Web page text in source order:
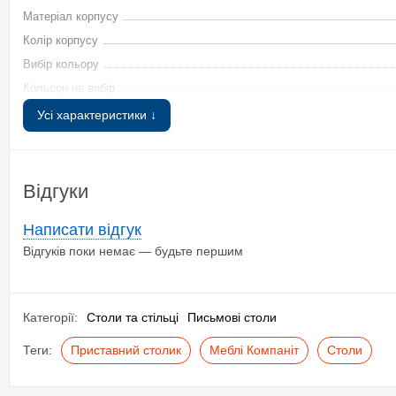
➤
Доставка по Києву та Київській області безпосередньо зі
персоналу Київ-Меблі™ Бронюйте та довгі роки
Купити в кредит,
Матеріал корпусу
Колір корпусу
Вибір кольору
Кольори на вибір
Додаткові характеристики
Стан
Час виготовлення
Мінімальний час обробки замовлення
Максимальний час обробки замовлення
Усі характеристики ↓
Відгуки
Написати відгук
Відгуків поки немає — будьте першим
Категорії: Столи та стільці Письмові столи
Теги: Приставний столик Меблі Компаніт Столи